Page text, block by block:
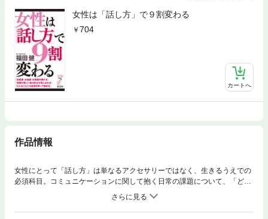
女性は「話し方」で９割変わる
704
カートへ
作品情報
女性にとって「話し方」は単なるアクセサリーではなく、生きるうえでの
必須科目。コミュニケーションに関して抱く日常の課題について、「どこ
に問題があり」「どのように対処したらよいか」を、女性の立場に立って
解説する。第1章 女性は「話し方」で9割変わる―恋愛・お金・仕事・人
間関係にスグ効く(「自分の話し方」をちょっと意識してみるひと言の「あ